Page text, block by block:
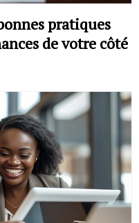
pratiques
de votre côté